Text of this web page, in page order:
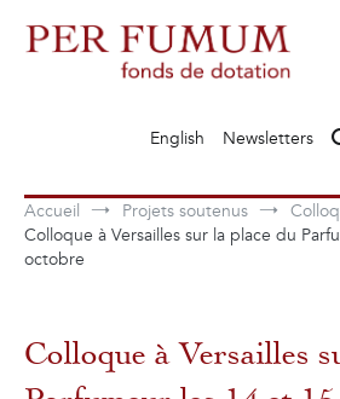
contenu
English
Newsletters
Accueil Projets soutenus
Colloque à Versailles sur la place du
octobre
Colloque à Versailles